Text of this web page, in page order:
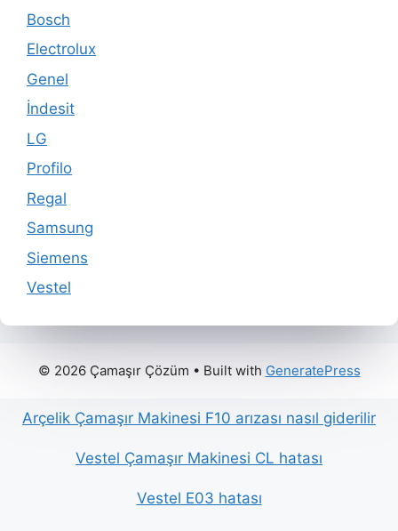
Bosch
Electrolux
Genel
İndesit
LG
Profilo
Regal
Samsung
Siemens
Vestel
© 2026 Çamaşır Çözüm • Built with GeneratePress
Arçelik Çamaşır Makinesi F10 arızası nasıl giderilir
Vestel Çamaşır Makinesi CL hatası
Vestel E03 hatası